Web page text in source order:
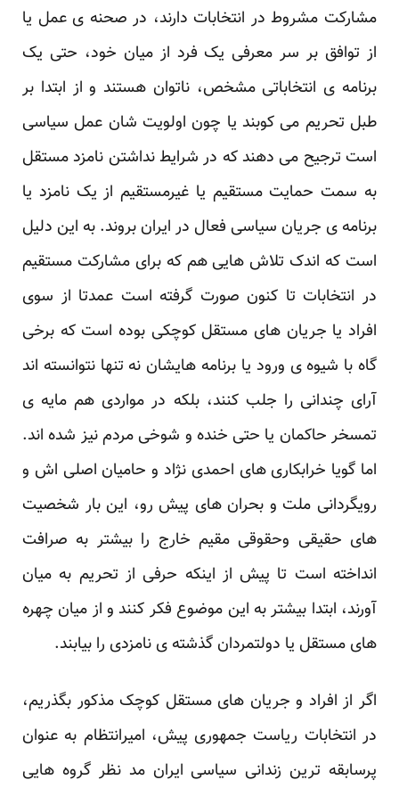
مشارکت مشروط در انتخابات دارند، در صحنه ی ‏عمل یا
از توافق بر سر معرفی یک فرد از میان خود، حتی یک
برنامه ی انتخاباتی مشخص، ناتوان هستند و از ‏ابتدا بر
طبل تحریم می کوبند یا چون اولویت شان عمل سیاسی
است ترجیح می دهند که در شرایط نداشتن ‏نامزد مستقل
به سمت حمایت مستقیم یا غیرمستقیم از یک نامزد یا
برنامه ی جریان سیاسی فعال در ایران ‏بروند. به این دلیل
است که اندک تلاش هایی هم که برای مشارکت مستقیم
در انتخابات تا کنون صورت گرفته ‏است عمدتا از سوی
افراد یا جریان های مستقل کوچکی بوده است که برخی
گاه با شیوه ی ورود یا برنامه ‏هایشان نه تنها نتوانسته اند
آرای چندانی را جلب کنند، بلکه در مواردی هم مایه ی
تمسخر حاکمان یا حتی خنده ‏و شوخی مردم نیز شده اند.
اما گویا خرابکاری های احمدی نژاد و حامیان اصلی اش و
رویگردانی ملت و ‏بحران های پیش رو، این بار شخصیت
های حقیقی وحقوقی مقیم خارج را بیشتر به صرافت
انداخته است تا ‏پیش از اینکه حرفی از تحریم به میان
آورند، ابتدا بیشتر به این موضوع فکر کنند و از میان چهره
های مستقل ‏یا دولتمردان گذشته ی نامزدی را بیابند.‏
اگر از افراد و جریان های مستقل کوچک مذکور بگذریم،
در انتخابات ریاست جمهوری پیش، امیرانتظام به ‏عنوان
پرسابقه ترین زندانی سیاسی ایران مد نظر گروه هایی